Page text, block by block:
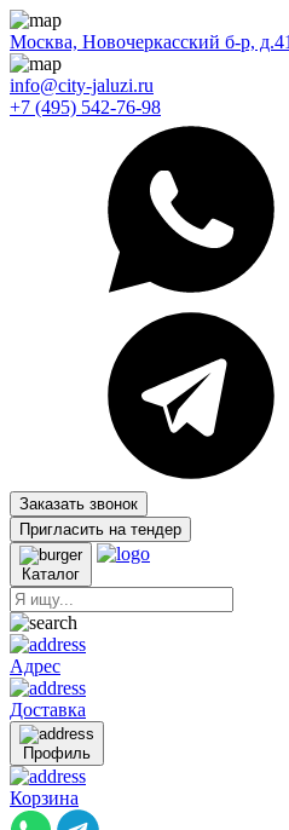
Москва, Новочеркасский б-р,
info@city-jaluzi.ru
+7 (495) 542-76-98
Заказать звонок
Пригласить на тендер
Каталог
Адрес
Доставка
Профиль
Корзина